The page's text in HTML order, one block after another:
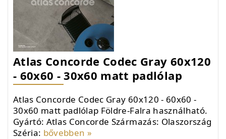
Atlas Concorde Codec Gray 60x120
- 60x60 - 30x60 matt padlólap
Atlas Concorde Codec Gray 60x120 - 60x60 -
30x60 matt padlólap Földre-Falra használható.
Gyártó: Atlas Concorde Származás: Olaszország
Széria: bővebben »